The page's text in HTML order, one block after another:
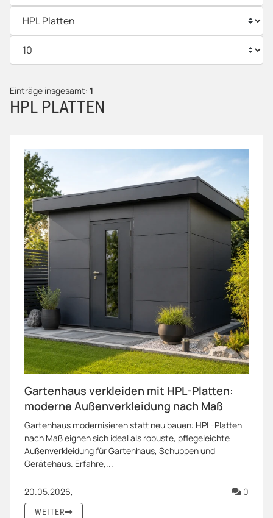
Einträge insgesamt: 1
HPL PLATTEN
Gartenhaus verkleiden mit HPL-Platten:
moderne Außenverkleidung nach Maß
Gartenhaus modernisieren statt neu bauen: HPL-Platten
nach Maß eignen sich ideal als robuste, pflegeleichte
Außenverkleidung für Gartenhaus, Schuppen und
Gerätehaus. Erfahre,...
20.05.2026, 0
WEITER